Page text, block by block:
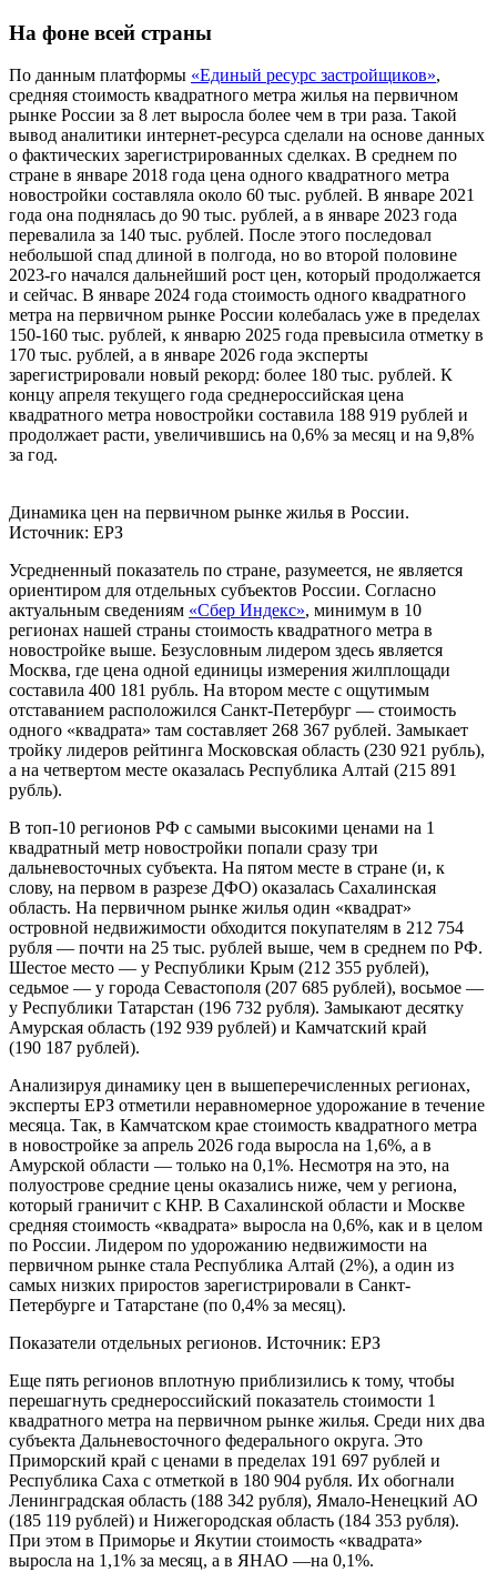
На фоне всей страны
По данным платформы «Единый ресурс застройщиков»,
средняя стоимость квадратного метра жилья на первичном
рынке России за 8 лет выросла более чем в три раза. Такой
вывод аналитики интернет-ресурса сделали на основе данных
о фактических зарегистрированных сделках. В среднем по
стране в январе 2018 года цена одного квадратного метра
новостройки составляла около 60 тыс. рублей. В январе 2021
года она поднялась до 90 тыс. рублей, а в январе 2023 года
перевалила за 140 тыс. рублей. После этого последовал
небольшой спад длиной в полгода, но во второй половине
2023-го начался дальнейший рост цен, который продолжается
и сейчас. В январе 2024 года стоимость одного квадратного
метра на первичном рынке России колебалась уже в пределах
150-160 тыс. рублей, к январю 2025 года превысила отметку в
170 тыс. рублей, а в январе 2026 года эксперты
зарегистрировали новый рекорд: более 180 тыс. рублей. К
концу апреля текущего года среднероссийская цена
квадратного метра новостройки составила 188 919 рублей и
продолжает расти, увеличившись на 0,6% за месяц и на 9,8%
за год.
Динамика цен на первичном рынке жилья в России.
Источник: ЕРЗ
Усредненный показатель по стране, разумеется, не является
ориентиром для отдельных субъектов России. Согласно
актуальным сведениям «Сбер Индекс», минимум в 10
регионах нашей страны стоимость квадратного метра в
новостройке выше. Безусловным лидером здесь является
Москва, где цена одной единицы измерения жилплощади
составила 400 181 рубль. На втором месте с ощутимым
отставанием расположился Санкт-Петербург — стоимость
одного «квадрата» там составляет 268 367 рублей. Замыкает
тройку лидеров рейтинга Московская область (230 921 рубль),
а на четвертом месте оказалась Республика Алтай (215 891
рубль).
В топ-10 регионов РФ с самыми высокими ценами на 1
квадратный метр новостройки попали сразу три
дальневосточных субъекта. На пятом месте в стране (и, к
слову, на первом в разрезе ДФО) оказалась Сахалинская
область. На первичном рынке жилья один «квадрат»
островной недвижимости обходится покупателям в 212 754
рубля — почти на 25 тыс. рублей выше, чем в среднем по РФ.
Шестое место — у Республики Крым (212 355 рублей),
седьмое — у города Севастополя (207 685 рублей), восьмое —
у Республики Татарстан (196 732 рубля). Замыкают десятку
Амурская область (192 939 рублей) и Камчатский край
(190 187 рублей).
Анализируя динамику цен в вышеперечисленных регионах,
эксперты ЕРЗ отметили неравномерное удорожание в течение
месяца. Так, в Камчатском крае стоимость квадратного метра
в новостройке за апрель 2026 года выросла на 1,6%, а в
Амурской области — только на 0,1%. Несмотря на это, на
полуострове средние цены оказались ниже, чем у региона,
который граничит с КНР. В Сахалинской области и Москве
средняя стоимость «квадрата» выросла на 0,6%, как и в целом
по России. Лидером по удорожанию недвижимости на
первичном рынке стала Республика Алтай (2%), а один из
самых низких приростов зарегистрировали в Санкт-
Петербурге и Татарстане (по 0,4% за месяц).
Показатели отдельных регионов. Источник: ЕРЗ
Еще пять регионов вплотную приблизились к тому, чтобы
перешагнуть среднероссийский показатель стоимости 1
квадратного метра на первичном рынке жилья. Среди них два
субъекта Дальневосточного федерального округа. Это
Приморский край с ценами в пределах 191 697 рублей и
Республика Саха с отметкой в 180 904 рубля. Их обогнали
Ленинградская область (188 342 рубля), Ямало-Ненецкий АО
(185 119 рублей) и Нижегородская область (184 353 рубля).
При этом в Приморье и Якутии стоимость «квадрата»
выросла на 1,1% за месяц, а в ЯНАО —на 0,1%.